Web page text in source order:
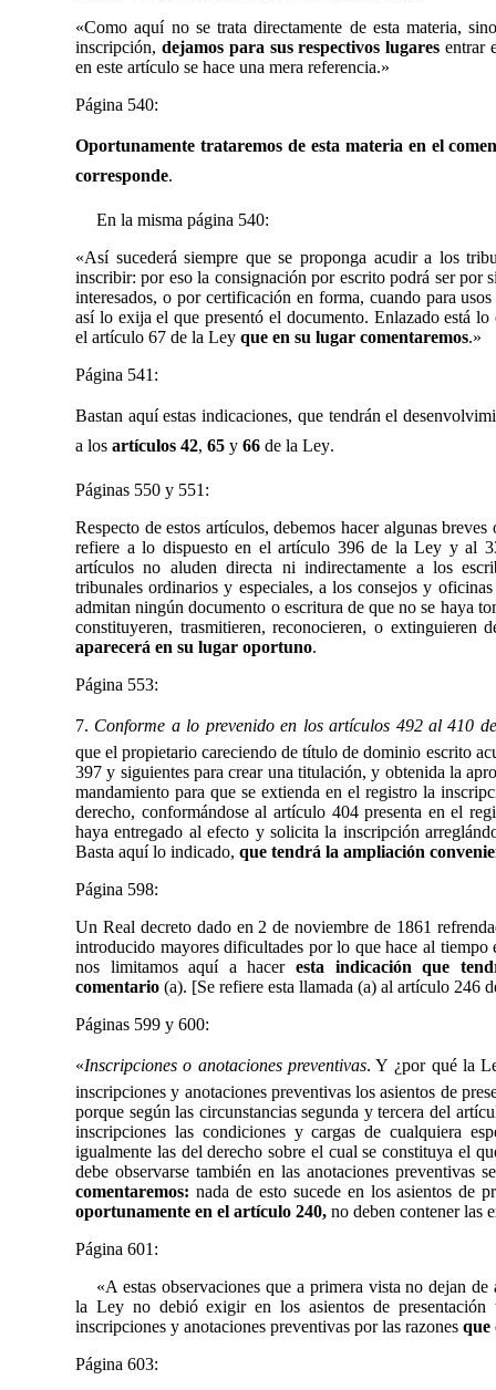
«Como aquí no se trata directamente de esta materia,
inscripción, dejamos para sus respectivos lugares entrar
en este artículo se hace una mera referencia.»
Página 540:
Oportunamente trataremos de esta materia en el
corresponde.
En la misma página 540:
«Así sucederá siempre que se proponga acudir a los
inscribir: por eso la consignación por escrito podrá ser por
interesados, o por certificación en forma, cuando para
así lo exija el que presentó el documento. Enlazado está
el artículo 67 de la Ley que en su lugar comentaremos.»
Página 541:
Bastan aquí estas indicaciones, que tendrán el
a los artículos 42, 65 y 66 de la Ley.
Páginas 550 y 551:
Respecto de estos artículos, debemos hacer algunas
refiere a lo dispuesto en el artículo 396 de la Ley yal
artículos no aluden directa ni indirectamente a los
tribunales ordinarios y especiales, a los consejos y
admitan ningún documento o escritura de que no se haya
constituyeren, trasmitieren, reconocieren, o extinguieren
aparecerá en su lugar oportuno.
Página 553:
7. Conforme a lo prevenido en los artículos 492 al 410
que el propietario careciendo de título de dominio escrito
397 y siguientes para crear una titulación, y obtenida la
mandamiento para que se extienda en el registro la
derecho, conformándose al artículo 404 presenta en el
haya entregado al efecto y solicita la inscripción
Basta aquí lo indicado, que tendrá la ampliación
Página 598:
Un Real decreto dado en 2 de noviembre de 1861
introducido mayores dificultades por lo que hace al tiempo
nos limitamos aquí a haceresta indicación que
comentario (a). [Se refiere esta llamada (a) al artículo 246
Páginas 599 y 600:
«Inscripciones o anotaciones preventivas. Y ¿por qué la
inscripciones y anotaciones preventivas los asientos de
porque según las circunstancias segunda y tercera del
inscripciones las condiciones y cargas de cualquiera
igualmente las del derecho sobre el cual se constituya el
debe observarse también en las anotaciones preventivas
comentaremos: nada de esto sucede en los asientos de
oportunamente en el artículo 240, no deben contener las
Página 601:
«A estas observaciones que a primera vista no dejan
la Ley no debió exigir en los asientos de presentación
inscripciones y anotaciones preventivas por las razones que
Página 603: